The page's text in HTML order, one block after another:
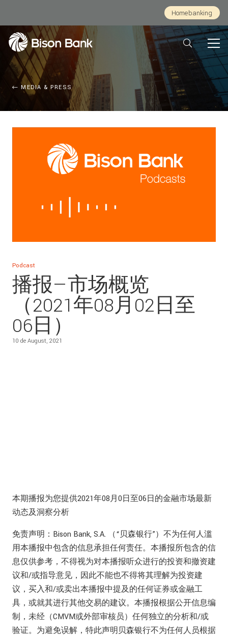
Homebanking
MEDIA & PRESS
Podcast
播报—市场概览
（2021年08月02日至
06日）
10 de August, 2021
本期播报为您提供2021年08月0日至06日的金融市场最新
动态及洞察分析
免责声明：Bison Bank, S.A. （“贝森银行”）不为任何人滥
用本播报中包含的信息承担任何责任。本播报所包含的信
息仅供参考，不得视为对本播报听众进行的投资和撤资建
议和/或指导意见，因此不能也不得将其理解为投资建
议，买入和/或卖出本播报中提及的任何证券或金融工
具，或就其进行其他交易的建议。本播报根据公开信息编
制，未经（CMVM或外部审核员）任何独立的分析和/或
验证。为避免误解，特此声明贝森银行不为任何人员根据